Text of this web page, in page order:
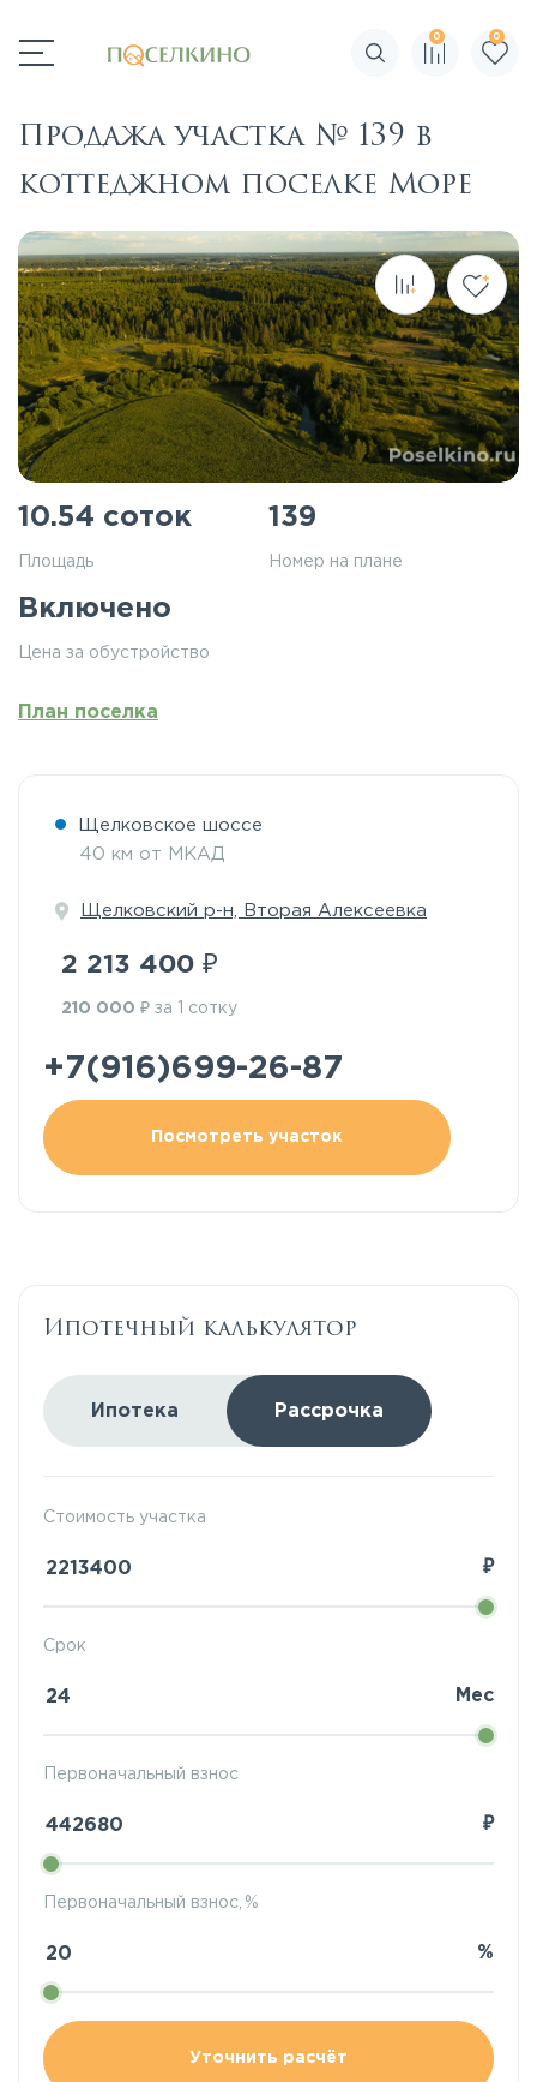
Поиск по сайту
0 0
Продажа участка № 139 в
коттеджном поселке Море
10.54 соток
Площадь
139
Номер на плане
Включено
Цена за обустройство
План поселка
Щелковское шоссе
40 км от МКАД
Щелковский р-н, Вторая Алексеевка
2 213 400 ₽
210 000 ₽ за 1 сотку
+7(916)699-26-87
Посмотреть участок
Ипотечный калькулятор
Ипотека Рассрочка
Стоимость участка
₽
Первоначальный взнос
₽
Срок
Мес
Первоначальный взнос, %
%
Уточнить расчёт